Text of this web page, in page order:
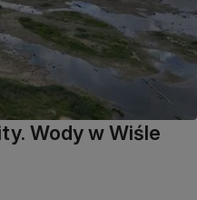
Wody w Wiśle